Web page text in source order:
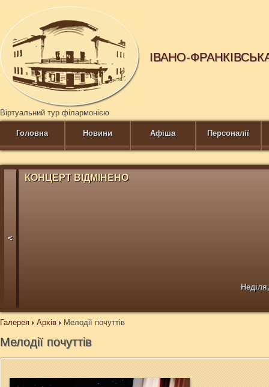
ІВАНО-
Віртуальний тур філармонією
Головна Новини Афіша Персоналії
<
КОНЦЕРТ ВІДМІНЕНО
Галерея Архів Мелодії почуттів
Мелодії почуттів